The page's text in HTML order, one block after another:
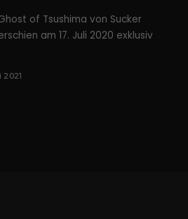
of Tsushima von Sucker
am 17. Juli 2020 exklusiv
2021
anzeigen